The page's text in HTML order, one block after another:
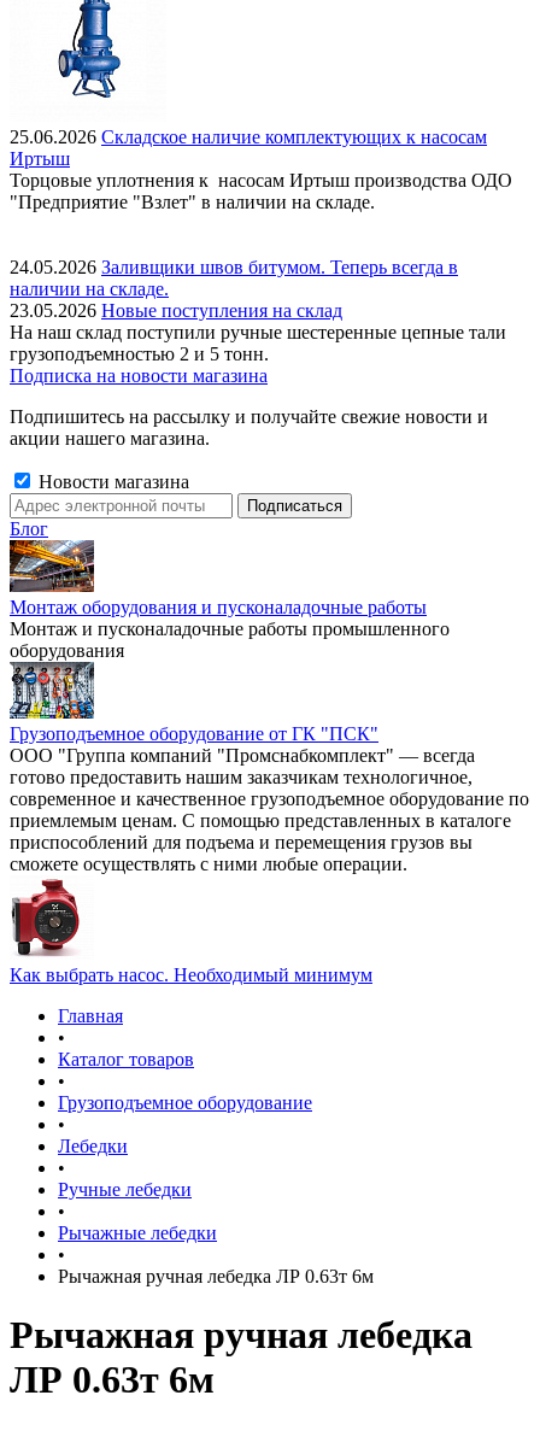
25.06.2026 Складское наличие комплектующих к насосам
Иртыш
Торцовые уплотнения к насосам Иртыш производства ОДО
"Предприятие "Взлет" в наличии на складе.
24.05.2026 Заливщики швов битумом. Теперь всегда в
наличии на складе.
23.05.2026 Новые поступления на склад
На наш склад поступили ручные шестеренные цепные тали
грузоподъемностью 2 и 5 тонн.
Подписка на новости магазина
Подпишитесь на рассылку и получайте свежие новости и
акции нашего магазина.
Новости магазина
Блог
Монтаж оборудования и пусконаладочные работы
Монтаж и пусконаладочные работы промышленного
оборудования
Грузоподъемное оборудование от ГК "ПСК"
ООО "Группа компаний "Промснабкомплект" — всегда
готово предоставить нашим заказчикам технологичное,
современное и качественное грузоподъемное оборудование по
приемлемым ценам. С помощью представленных в каталоге
приспособлений для подъема и перемещения грузов вы
сможете осуществлять с ними любые операции.
Как выбрать насос. Необходимый минимум
Главная
•
Каталог товаров
•
Грузоподъемное оборудование
•
Лебедки
•
Ручные лебедки
•
Рычажные лебедки
•
Рычажная ручная лебедка ЛР 0.63т 6м
Рычажная ручная лебедка
ЛР 0.63т 6м